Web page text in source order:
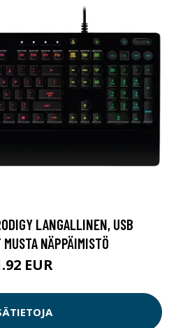
LANGALLINEN, USB
NÄPPÄIMISTÖ
EUR